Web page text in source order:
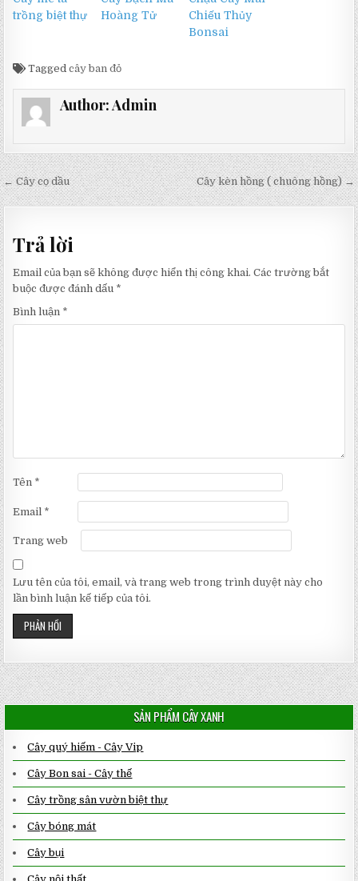
trồng biệt thự
Hoàng Tử
Chiếu Thủy
Bonsai
Taggedcây ban đỏ
Author:Admin
Điều
hướng
viết
Cây kèn hồng ( chuông hồng) →
← Cây cọ dầu
Trả lời
Email của bạn sẽ không được hiển thị công khai. Các trường bắt
buộc được đánh dấu *
Bình luận *
Tên *
Email *
Trang web
Lưu tên của tôi, email, và trang web trong trình duyệt này cho
lần bình luận kế tiếp của tôi.
SẢN PHẨM CÂY XANH
Cây quý hiếm - Cây Vip
Cây Bon sai - Cây thế
Cây trồng sân vườn biệt thự
Cây bóng mát
Cây bụi